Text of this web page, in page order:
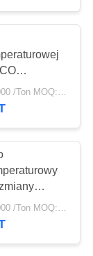
10
wydajność
USD3000-30000 /Ton MOQ:1 kg
300-500C
USD3000-30000 /Ton MOQ:1 kg